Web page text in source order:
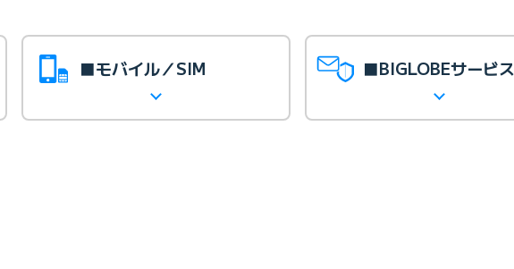
■モバイル／SIM ■BIGLOBEサービス